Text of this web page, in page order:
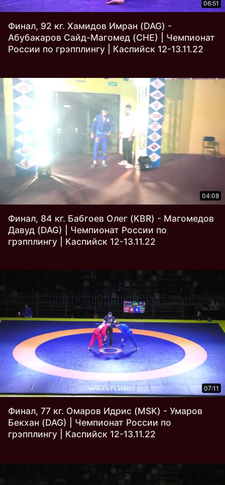
06:51
Финал, 92 кг. Хамидов Имран (DAG) -
Абубакаров Сайд-Магомед (CHE) | Чемпионат
России по грэпплингу | Каспийск 12-13.11.22
04:08
Финал, 84 кг. Бабгоев Олег (KBR) - Магомедов
Давуд (DAG) | Чемпионат России по
грэпплингу | Каспийск 12-13.11.22
07:11
Финал, 77 кг. Омаров Идрис (MSK) - Умаров
Бекхан (DAG) | Чемпионат России по
грэпплингу | Каспийск 12-13.11.22